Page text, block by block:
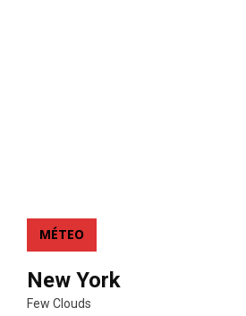
MÉTEO
New York
Few Clouds